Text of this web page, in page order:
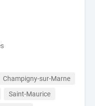
Champigny-sur-Marne
Saint-Maurice